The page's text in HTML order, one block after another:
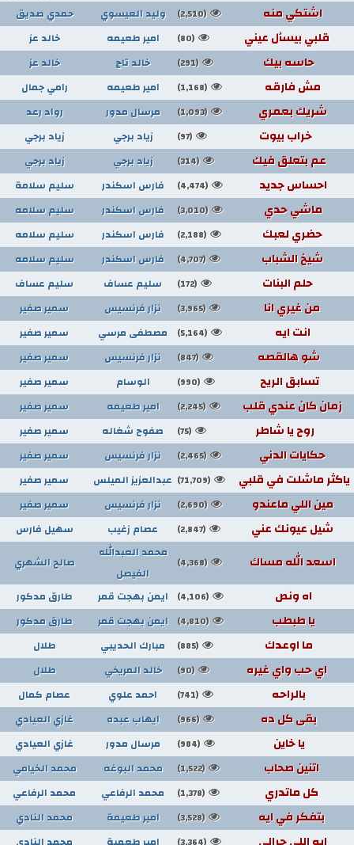
اشتكي منه (2,510) وليد العيسوي حمدي صديق
قلبي بيسأل عيني (80) امير طعيمه خالد عز
حاسه بيك (291) خالد تاج خالد عز
مش فارقه (1,168) امير طعيمه رامي جمال
شريك بعمري (1,093) مرسال مدور رواد رعد
خراب بيوت (97) زياد برجي زياد برجي
عم بتعلق فيك (314) زياد برجي زياد برجي
احساس جديد (4,474) فارس اسكندر سليم سلامة
ماشي حدي (3,010) فارس اسكندر سليم سلامه
حضري لعبك (2,188) فارس اسكندر سليم سلامه
شيخ الشباب (4,707) فارس اسكندر سليم سلامه
حلم البنات (172) سليم عساف سليم عساف
من غيري انا (3,965) نزار فرنسيس سمير صفير
انت ايه (5,164) مصطفى مرسي سمير صفير
شو هالقصه (847) نزار فرنسيس سمير صفير
تسابق الريح (990) الوسام سمير صفير
زمان كان عندي قلب (2,245) امير طعيمه سمير صفير
روح يا شاطر (75) صفوح شغاله سمير صفير
حكايات الدني (2,465) نزار فرنسيس سمير صفير
ياكثر ماشلت في قلبي (71,709) عبدالعزيز الميلس سمير صفير
مين اللي ماعندو (2,690) نزار فرنسيس سمير صفير
شيل عيونك عني (2,847) عصام زغيب سهيل فارس
اسعد الله مساك (4,368)
محمد العبدالله
الفيصل
صالح الشهري
اه ونص (4,106) ايمن بهجت قمر طارق مدكور
يا طبطب (4,810) ايمن بهجت قمر طارق مدكور
ما اوعدك (885) مبارك الحديبي طلال
اي حب واي غيره (90) خالد المريخي طلال
بالراحه (741) احمد علوي عصام كمال
بقى كل ده (966) ايهاب عبده غازي العيادي
يا خاين (984) مرسال مدور غازي العيادي
اتنين صحاب (1,522) محمد البوغه محمد الخيامي
كل ماتدري (1,378) محمد الرفاعي محمد الرفاعي
بتفكر في ايه (3,528) امير طعيمة محمد النادي
(3,364)